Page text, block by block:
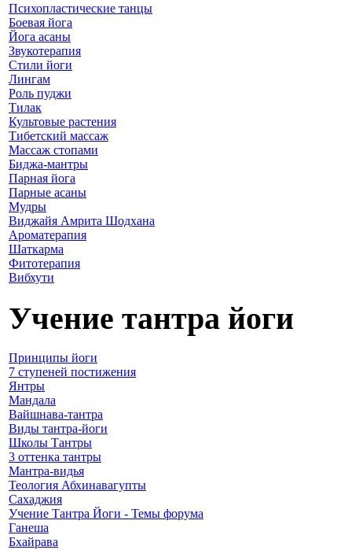
Психопластические танцы
Боевая йога
Йога асаны
Звукотерапия
Стили йоги
Лингам
Роль пуджи
Тилак
Культовые растения
Тибетский массаж
Массаж стопами
Биджа-мантры
Парная йога
Парные асаны
Мудры
Виджайя Амрита Шодхана
Ароматерапия
Шаткарма
Фитотерапия
Вибхути
Учение тантра йоги
Принципы йоги
7 ступеней постижения
Янтры
Мандала
Вайшнава-тантра
Виды тантра-йоги
Школы Тантры
3 оттенка тантры
Мантра-видья
Теология Абхинавагупты
Сахаджия
Учение Тантра Йоги - Темы форума
Ганеша
Бхайрава